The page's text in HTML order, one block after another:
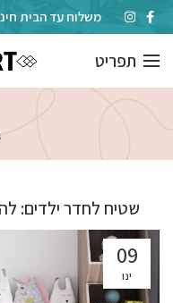
משלוח עד הבית חינם
תפריט
שטיח לחדר ילדים:
09
ינו